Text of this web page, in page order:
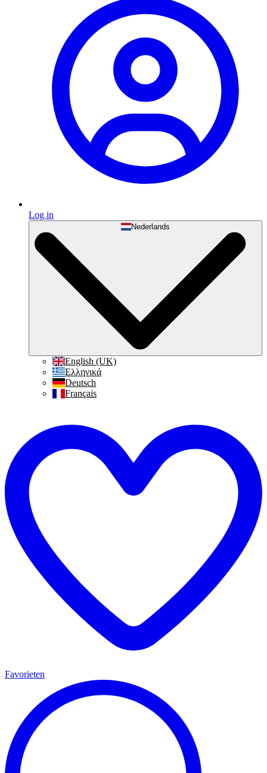
Log in
Nederlands
English (UK)
Ελληνικά
Deutsch
Français
Favorieten